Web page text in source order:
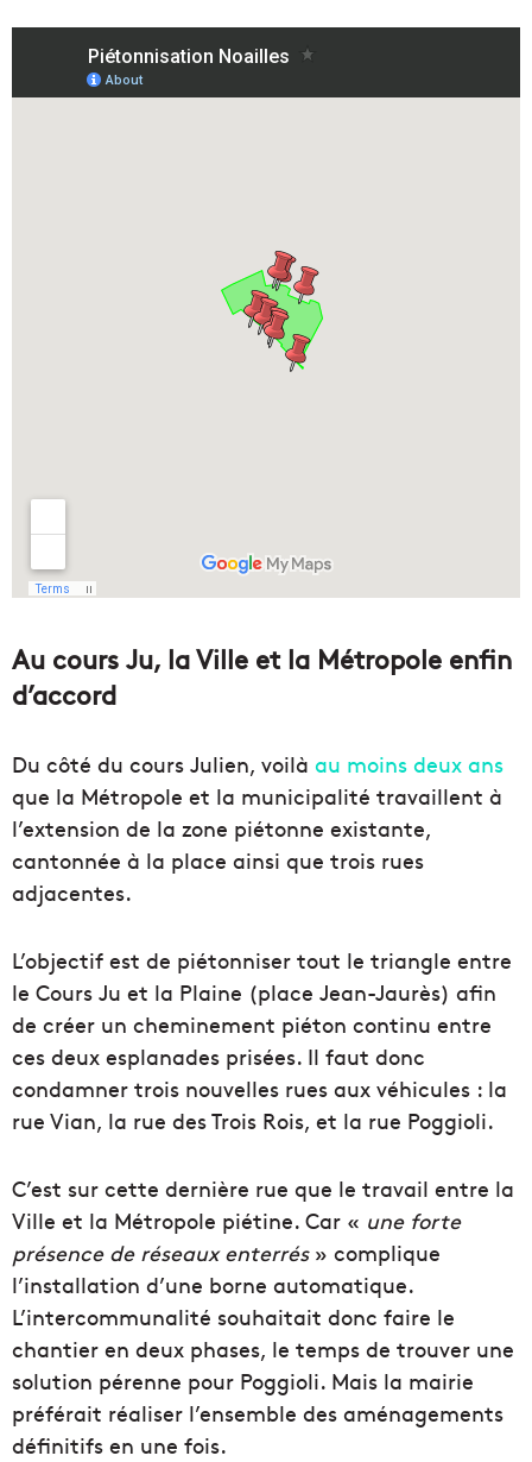
Au cours Ju, la Ville et la Métropole enfin
d’accord
Du côté du cours Julien, voilà au moins deux ans
que la Métropole et la municipalité travaillent à
l’extension de la zone piétonne existante,
cantonnée à la place ainsi que trois rues
adjacentes.
L’objectif est de piétonniser tout le triangle entre
le Cours Ju et la Plaine (place Jean-Jaurès) afin
de créer un cheminement piéton continu entre
ces deux esplanades prisées. Il faut donc
condamner trois nouvelles rues aux véhicules : la
rue Vian, la rue des Trois Rois, et la rue Poggioli.
C’est sur cette dernière rue que le travail entre la
Ville et la Métropole piétine. Car « une forte
présence de réseaux enterrés» complique
l’installation d’une borne automatique.
L’intercommunalité souhaitait donc faire le
chantier en deux phases, le temps de trouver une
solution pérenne pour Poggioli. Mais la mairie
préférait réaliser l’ensemble des aménagements
définitifs en une fois.